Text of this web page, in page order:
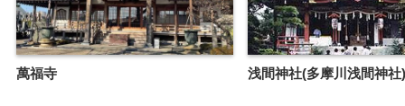
萬福寺 浅間神社(多摩川浅間神社)